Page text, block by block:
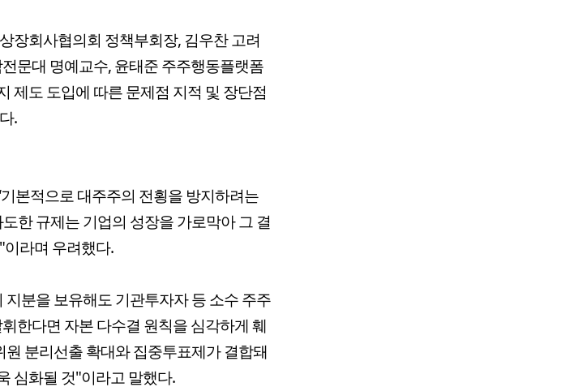
장회사협의회 정책부회장, 김우찬 고려
문대 명예교수, 윤태준 주주행동플랫폼
제도 도입에 따른 문제점 지적 및 장단점
.
본적으로 대주주의 전횡을 방지하려는
한 규제는 기업의 성장을 가로막아 그 결
라며 우려했다.
지분을 보유해도 기관투자자 등 소수 주주
한다면 자본 다수결 원칙을 심각하게 훼
분리선출 확대와 집중투표제가 결합돼
심화될 것"이라고 말했다.